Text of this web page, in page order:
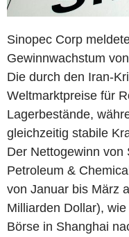
Sinopec Corp
Gewinnwachstum
Die durch den Iran-
Weltmarktpreise für
Lagerbestände,
gleichzeitig stabile
Der Nettogewinn von
Petroleum &
von Januar bis März
Milliarden Dollar),
Börse in Shanghai